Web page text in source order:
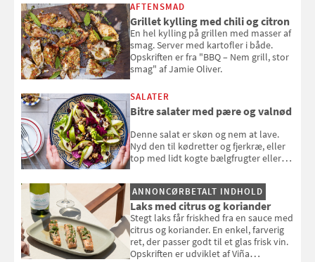
AFTENSMAD
Grillet kylling med chili og citron
En hel kylling på grillen med masser af
smag. Server med kartofler i både.
Opskriften er fra "BBQ – Nem grill, stor
smag" af Jamie Oliver.
SALATER
Bitre salater med pære og valnød
Denne salat er skøn og nem at lave.
Nyd den til kødretter og fjerkræ, eller
top med lidt kogte bælgfrugter eller
selvstændigt måltid. Opskriften er fra
Louisa Lorangs kogebog "Salat".
ANNONCØRBETALT INDHOLD
Laks med citrus og koriander
Stegt laks får friskhed fra en sauce med
citrus og koriander. En enkel, farverig
ret, der passer godt til et glas frisk vin.
Opskriften er udviklet af Viña